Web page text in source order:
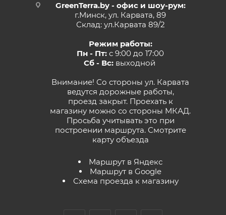
GreenTerra.by - офис и шоу-рум:
г.Минск, ул. Карвата, 89
Склад: ул.Карвата 89/2
Режим работы:
Пн - Пт: с 9:00 до 17:00
Сб - Вс:выходной
Внимание! Со стороны ул. Карвата
ведутся дорожные работы,
проезд закрыт. Проехать к
магазину можно со стороны МКАД.
Просьба учитывать это при
построении маршрута. Смотрите
карту объезда
Маршрут в Яндекс
Маршрут в Google
Схема проезда к магазину